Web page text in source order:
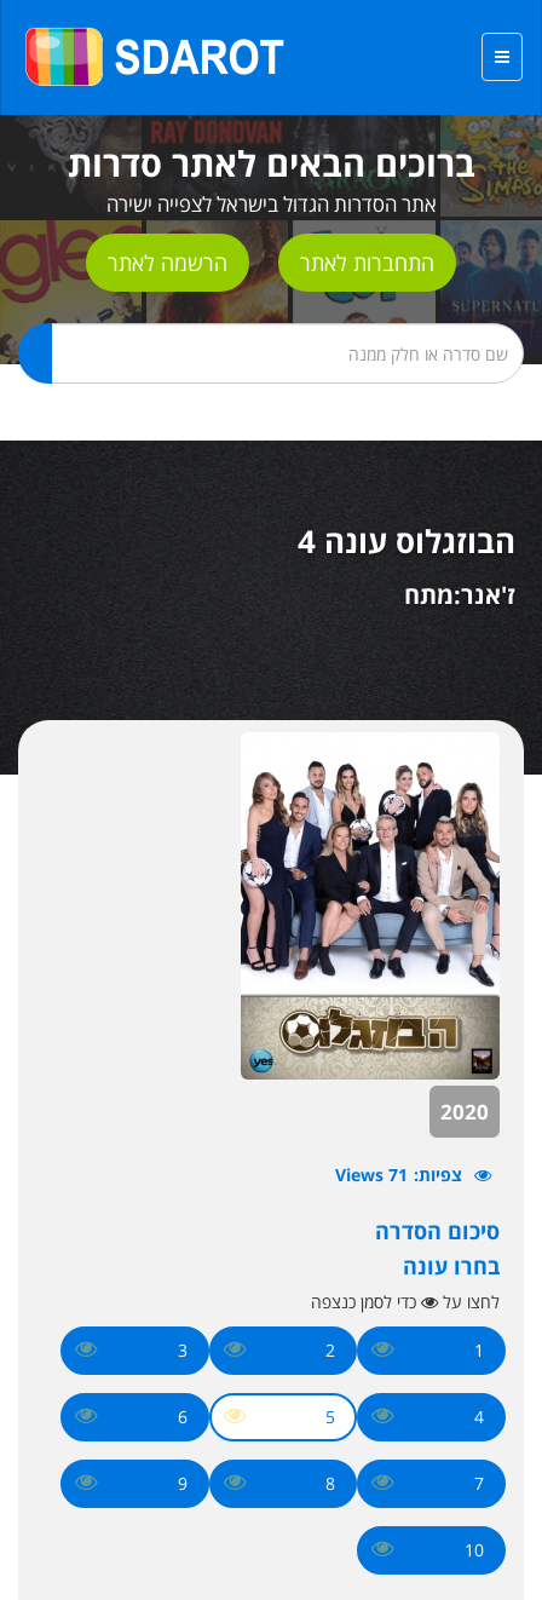
ברוכים הבאים לאתר סדרות
אתר הסדרות הגדול בישראל לצפייה ישירה
התחברות לאתר הרשמה לאתר
הבוזגלוס עונה 4
ז'אנר:מתח
2020
צפיות 71 Views
סיכום הסדרה
בחרו עונה
לחצו על כדי לסמן כנצפה
1
2
3
4
5
6
7
8
9
10